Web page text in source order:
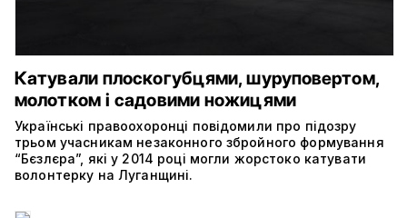
Катували плоскогубцями, шуруповертом,
молотком і садовими ножицями
Українські правоохоронці повідомили про підозру
трьом учасникам незаконного збройного формування
“Бєзлєра”, які у 2014 році могли жорстоко катувати
волонтерку на Луганщині.